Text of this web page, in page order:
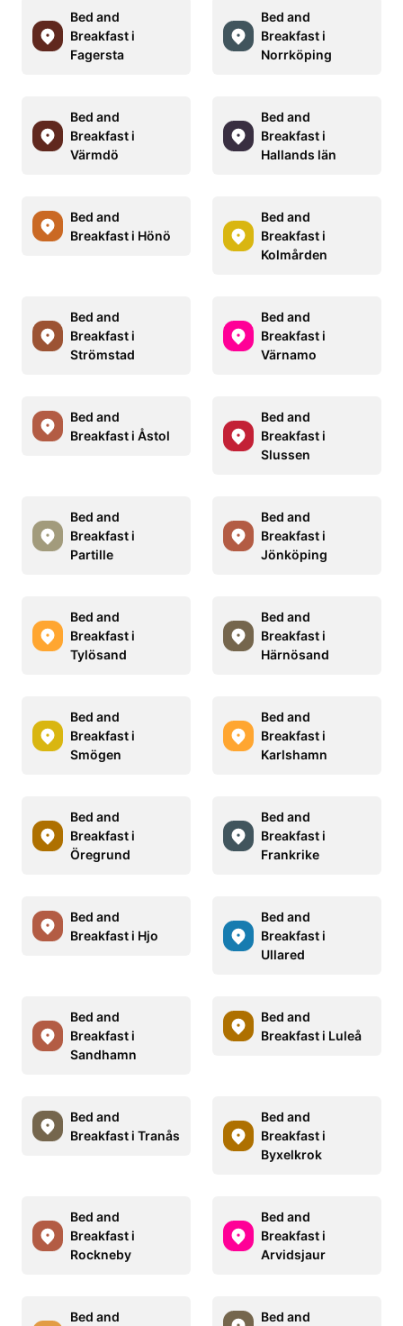
Bed and
Breakfast i
Fagersta
Bed and
Breakfast i
Norrköping
Bed and
Breakfast i
Värmdö
Bed and
Breakfast i
Hallands län
Bed and
Breakfast i Hönö
Bed and
Breakfast i
Kolmården
Bed and
Breakfast i
Strömstad
Bed and
Breakfast i
Värnamo
Bed and
Breakfast i Åstol
Bed and
Breakfast i
Slussen
Bed and
Breakfast i
Partille
Bed and
Breakfast i
Jönköping
Bed and
Breakfast i
Tylösand
Bed and
Breakfast i
Härnösand
Bed and
Breakfast i
Smögen
Bed and
Breakfast i
Karlshamn
Bed and
Breakfast i
Öregrund
Bed and
Breakfast i
Frankrike
Bed and
Breakfast i Hjo
Bed and
Breakfast i
Ullared
Bed and
Breakfast i
Sandhamn
Bed and
Breakfast i Luleå
Bed and
Breakfast i Tranås
Bed and
Breakfast i
Byxelkrok
Bed and
Breakfast i
Rockneby
Bed and
Breakfast i
Arvidsjaur
Bed and
Bed and